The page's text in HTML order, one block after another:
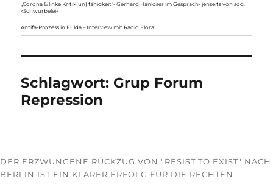
„Corona & linke Kritik(un) fähigkeit“- Gerhard Hanloser im Gespräch- jenseits von sog.
»Schwurbelei«
Antifa-Prozess in Fulda – Interview mit Radio Flora
Schlagwort: Grup Forum
Repression
DER ERZWUNGENE RÜCKZUG VON "RESIST TO EXIST" NACH
BERLIN IST EIN KLARER ERFOLG FÜR DIE RECHTEN